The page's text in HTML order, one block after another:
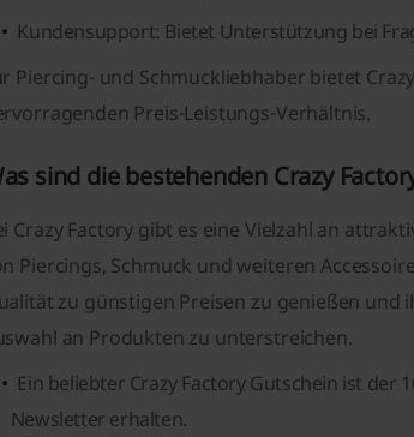
Kundensupport: Bietet Unterstützung bei
Piercing- und Schmuckliebhaber bietet
Preis-Leistungs-Verhältnis.
sind die bestehenden Crazy
Crazy Factory gibt es eine Vielzahl an
Piercings, Schmuck und weiteren
zu günstigen Preisen zu genießen
an Produkten zu unterstreichen.
Ein beliebter Crazy Factory Gutschein ist der
Newsletter erhalten.